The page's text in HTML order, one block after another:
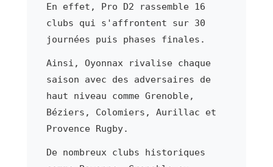
En effet, Pro D2 rassemble 16
clubs qui s'affrontent sur 30
journées puis phases finales.
Ainsi, Oyonnax rivalise chaque
saison avec des adversaires de
haut niveau comme Grenoble,
Béziers, Colomiers, Aurillac et
Provence Rugby.
De nombreux clubs historiques